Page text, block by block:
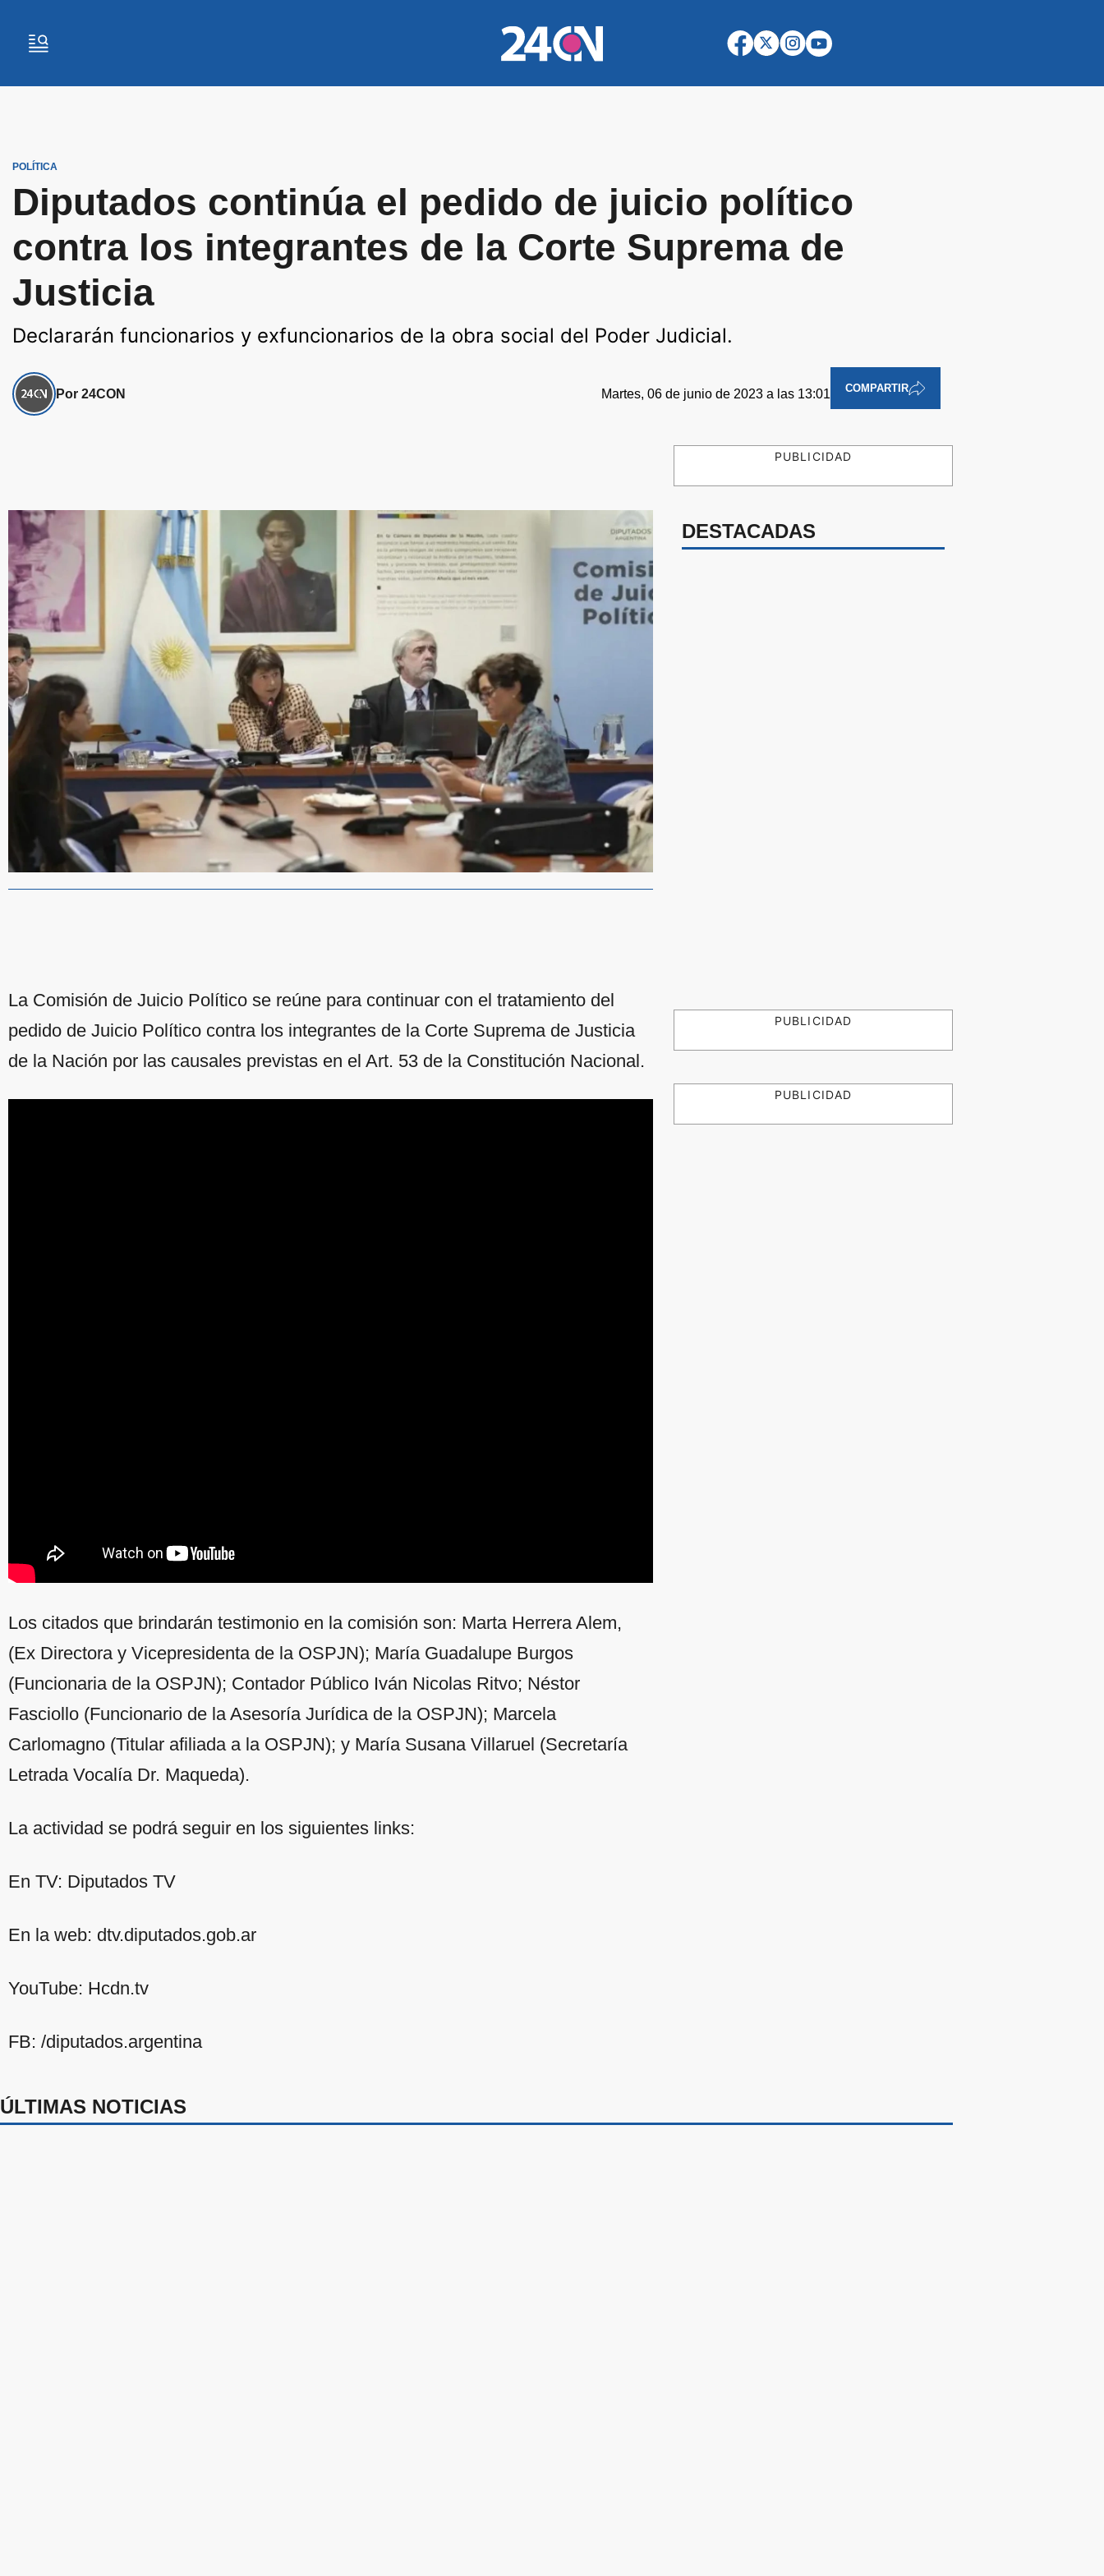
POLÍTICA
Diputados continúa el pedido de juicio político
contra los integrantes de la Corte Suprema de
Justicia
Declararán funcionarios y exfuncionarios de la obra social del Poder Judicial.
Por 24CON Martes, 06 de junio de 2023 a las 13:01 COMPARTIR
La Comisión de Juicio Político se reúne para continuar con el tratamiento del
pedido de Juicio Político contra los integrantes de la Corte Suprema de Justicia
de la Nación por las causales previstas en el Art. 53 de la Constitución Nacional.
Los citados que brindarán testimonio en la comisión son: Marta Herrera Alem,
(Ex Directora y Vicepresidenta de la OSPJN); María Guadalupe Burgos
(Funcionaria de la OSPJN); Contador Público Iván Nicolas Ritvo; Néstor
Fasciollo (Funcionario de la Asesoría Jurídica de la OSPJN); Marcela
Carlomagno (Titular afiliada a la OSPJN); y María Susana Villaruel (Secretaría
Letrada Vocalía Dr. Maqueda).
La actividad se podrá seguir en los siguientes links:
En TV: Diputados TV
En la web: dtv.diputados.gob.ar
YouTube: Hcdn.tv
FB: /diputados.argentina
PUBLICIDAD
DESTACADAS
PUBLICIDAD
PUBLICIDAD
ÚLTIMAS NOTICIAS